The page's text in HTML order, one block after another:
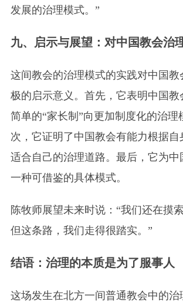
发展的治理模式。”
九、启示与展望：对中国教会治
这间教会的治理模式的实践对中国教
极的启示意义。首先，它表明中国教
简单的“家长制”向更加制度化的治理
次，它证明了中国教会有能力根据自
适合自己的治理道路。最后，它为中
一种可借鉴的具体模式。
陈牧师展望未来时说：“我们还在摸
但这条路，我们走得很踏实。”
结语：治理的本质是为了服事人
这场发生在北方一间普通教会中的治